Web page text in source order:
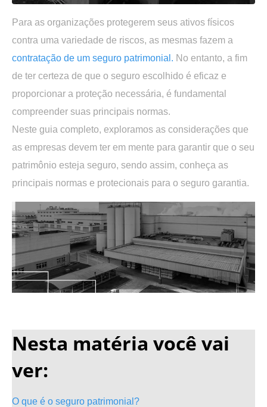
Para as organizações protegerem seus ativos físicos
contra uma variedade de riscos, as mesmas fazem a
contratação de um seguro patrimonial. No entanto, a fim
de ter certeza de que o seguro escolhido é eficaz e
proporcionar a proteção necessária, é fundamental
compreender suas principais normas.
Neste guia completo, exploramos as considerações que
as empresas devem ter em mente para garantir que o seu
patrimônio esteja seguro, sendo assim, conheça as
principais normas e protecionais para o seguro garantia.
Nesta matéria você vai
ver:
O que é o seguro patrimonial?